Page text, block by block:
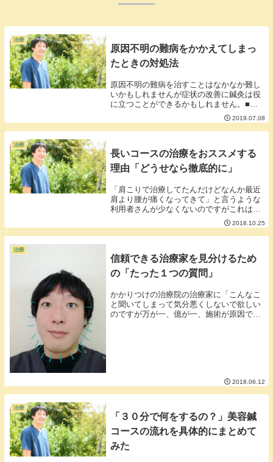
治療
原因不明の難病をかかえてしまっ
たときの対処法
原因不明の難病を治すことはなかなか難し
いかもしれませんが症状の改善に鍼灸は役
に立つことができるかもしれません。■鍼
灸はなんだかわからない不調のメンテナン
スが得意である鍼灸は痛み、だるさ、不
眠、冷えやよくわからないけどなんか辛い
2019.07.08
治療
長いコースの治療をおススメする
理由「どうせなら徹底的に」
「肩こりで治療してたんだけどなんか最近
肩より腰が痛くなってきて」と言うような
利用者さんが少なくないのですがこれはナ
ンバーワンだった肩こりが落ち着いてナン
バー２に潜んでいた腰痛がしゃしゃり出て
きたためだとも考えることができます。学
2018.10.25
治療
信頼できる治療家を見分けるため
の「たった１つの質問」
かかりつけの治療院の治療家に「こんなこ
と聞いてしまって気分悪くしないで欲しい
のですが万が一、億が一、施術が原因で○○
2018.06.12
治療
「３０分で何をするの？」美容鍼
コースの流れを具体的にまとめて
みた